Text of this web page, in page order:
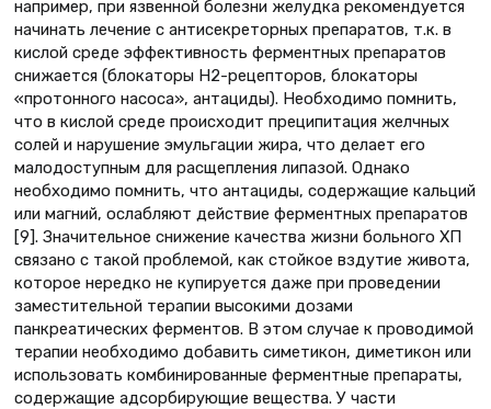
например, при язвенной болезни желудка рекомендуется
начинать лечение с антисекреторных препаратов, т.к. в
кислой среде эффективность ферментных препаратов
снижается (блокаторы Н2-рецепторов, блокаторы
«протонного насоса», антациды). Необходимо помнить,
что в кислой среде происходит преципитация желчных
солей и нарушение эмульгации жира, что делает его
малодоступным для расщепления липазой. Однако
необходимо помнить, что антациды, содержащие кальций
или магний, ослабляют действие ферментных препаратов
[9]. Значительное снижение качества жизни больного ХП
связано с такой проблемой, как стойкое вздутие живота,
которое нередко не купируется даже при проведении
заместительной терапии высокими дозами
панкреатических ферментов. В этом случае к проводимой
терапии необходимо добавить симетикон, диметикон или
использовать комбинированные ферментные препараты,
содержащие адсорбирующие вещества. У части